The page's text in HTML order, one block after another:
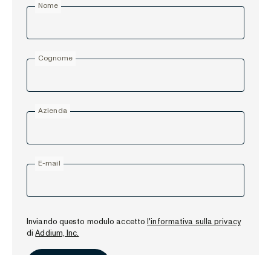
Nome
Cognome
Azienda
E-mail
Inviando questo modulo accettol'informativa sulla privacy
diAddium, Inc.